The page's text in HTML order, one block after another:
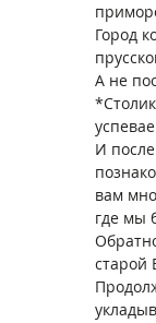
Город
А не
И
вам
где мы
старой